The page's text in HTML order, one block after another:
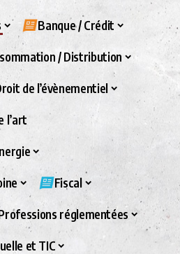
Banque / Crédit
/ Distribution
de l’évènementiel
l’art
Fiscal
réglementées
et TIC